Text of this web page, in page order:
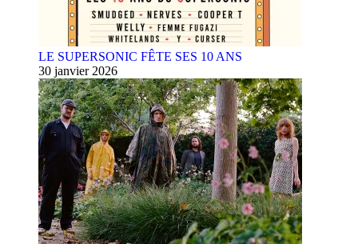
LE SUPERSONIC FÊTE SES 10 ANS
30 janvier 2026